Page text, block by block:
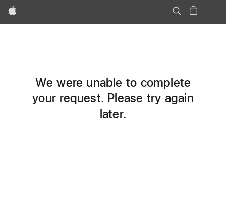
Apple
We were unable to complete
your request. Please try again
later.